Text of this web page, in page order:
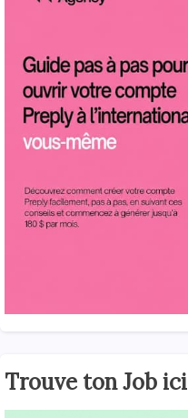
Trouve ton Job ici